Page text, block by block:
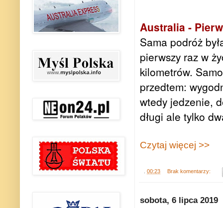
Australia -
Sama podróż
pierwszy raz w
kilometrów.
przedtem:
wtedy jedzenie,
długi ale tylko
Czytaj więcej >>
. 00:23 Brak komentarzy:
sobota, 6 lipca 2019